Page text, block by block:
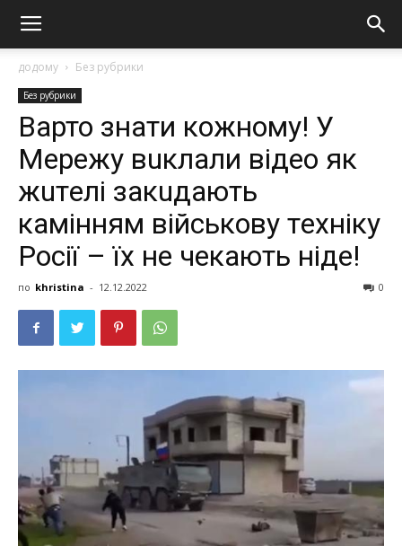
додому Без рубрики
Без рубрики
Варто знати кожному! У
Мepeжу вuклали відео як
жuтeлi зaкuдaють
кaмiнням вiйcькoву тexнiку
Рociї – їх не чекають ніде!
по khristina - 12.12.2022 0